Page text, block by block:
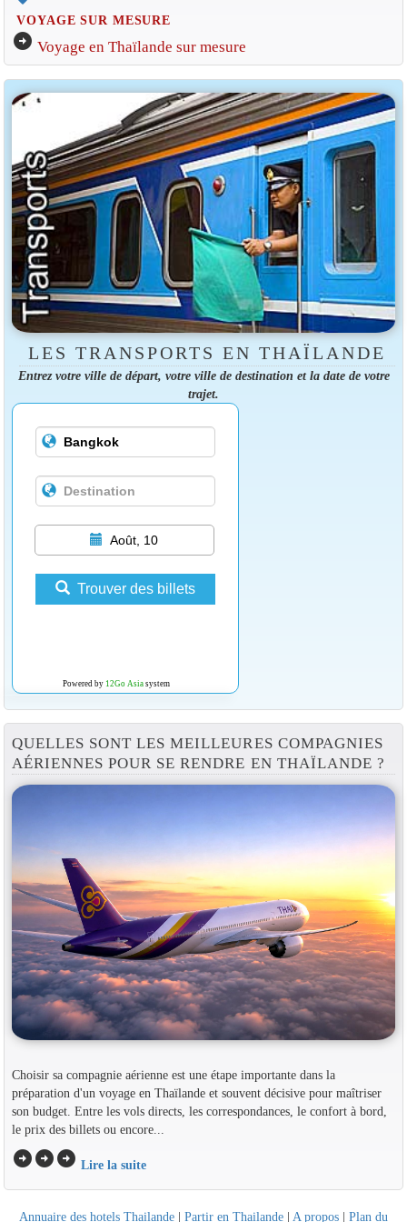
VOYAGE SUR MESURE
arrow_circle_right Voyage en Thaïlande sur mesure
LES TRANSPORTS EN THAÏLANDE
Entrez votre ville de départ, votre ville de destination et la date de votre
trajet.
Août, 10
Trouver des billets
Powered by 12Go Asiasystem
QUELLES SONT LES MEILLEURES COMPAGNIES
AÉRIENNES POUR SE RENDRE EN THAÏLANDE ?
Choisir sa compagnie aérienne est une étape importante dans la
préparation d'un voyage en Thaïlande et souvent décisive pour maîtriser
son budget. Entre les vols directs, les correspondances, le confort à bord,
le prix des billets ou encore...
arrow_circle_rightarrow_circle_rightarrow_circle_right Lire la suite
Annuaire des hotels Thailande | Partir en Thailande | A propos | Plan du